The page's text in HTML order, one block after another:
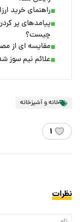
راهنمای خرید
پیامدهای پر
چیست؟
مقایسه ای از
علائم نیم سوز
خانه و آشپزخانه
۱
نظرات